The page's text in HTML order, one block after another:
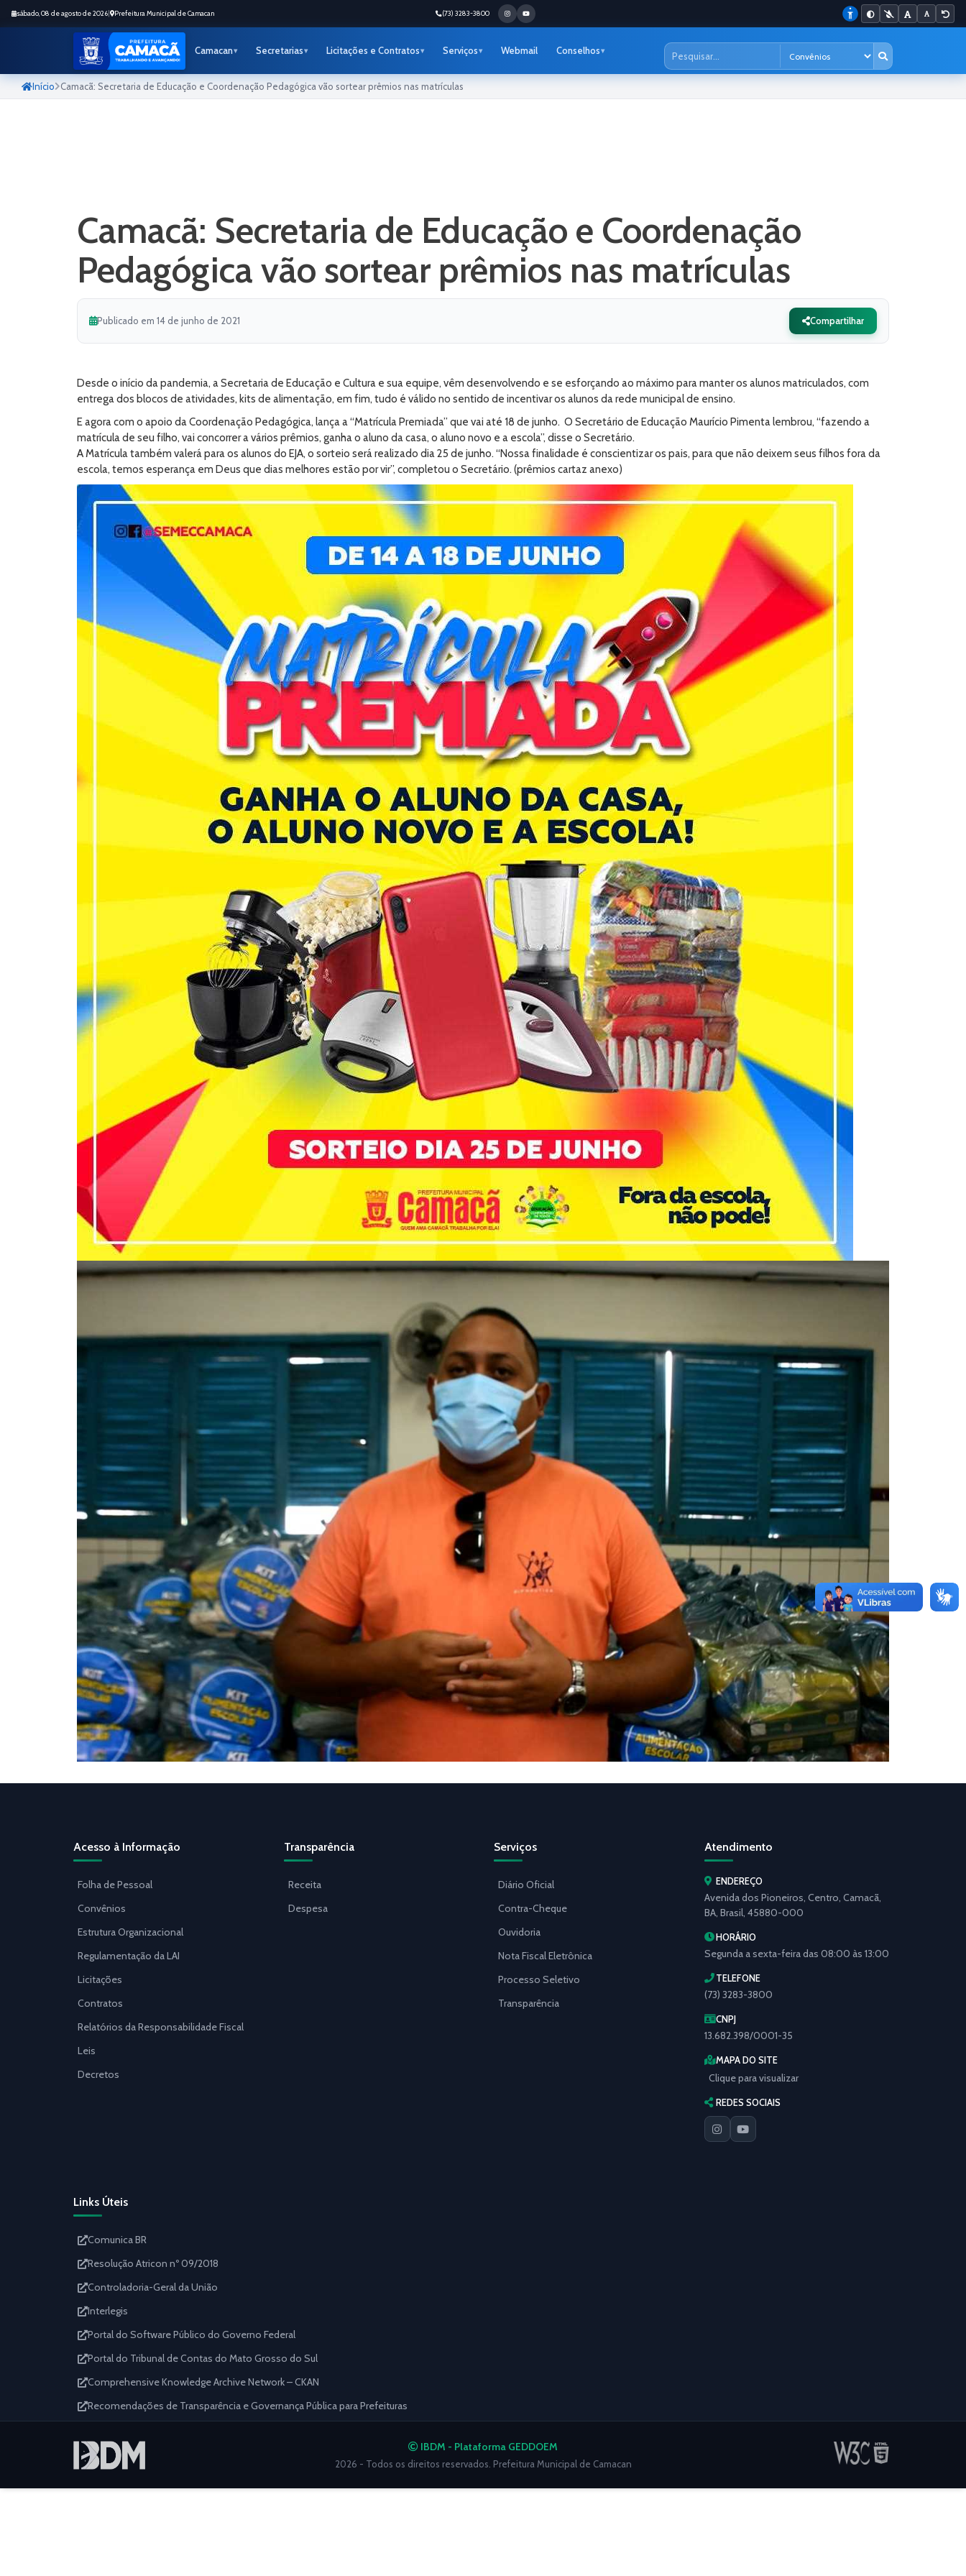
sábado, 08 de agosto de 2026 Prefeitura Municipal de Camacan (73) 3283-3800
Camacan Secretarias Licitações e Contratos Serviços Webmail Conselhos
Início Camacã: Secretaria de Educação e Coordenação Pedagógica vão sortear prêmios nas matrículas
Camacã: Secretaria de Educação e Coordenação
Pedagógica vão sortear prêmios nas matrículas
Publicado em 14 de junho de 2021 Compartilhar
Desde o início da pandemia, a Secretaria de Educação e Cultura e sua equipe, vêm desenvolvendo e se esforçando ao máximo para manter os alunos matriculados, com
entrega dos blocos de atividades, kits de alimentação, em fim, tudo é válido no sentido de incentivar os alunos da rede municipal de ensino.
E agora com o apoio da Coordenação Pedagógica, lança a “Matrícula Premiada” que vai até 18 de junho. O Secretário de Educação Maurício Pimenta lembrou, “fazendo a
matrícula de seu filho, vai concorrer a vários prêmios, ganha o aluno da casa, o aluno novo e a escola”, disse o Secretário.
A Matrícula também valerá para os alunos do EJA, o sorteio será realizado dia 25 de junho. “Nossa finalidade é conscientizar os pais, para que não deixem seus filhos fora da
escola, temos esperança em Deus que dias melhores estão por vir”, completou o Secretário. (prêmios cartaz anexo)
Acesso à Informação
Folha de Pessoal
Convênios
Estrutura Organizacional
Regulamentação da LAI
Licitações
Contratos
Relatórios da Responsabilidade Fiscal
Leis
Decretos
Transparência
Receita
Despesa
Serviços
Diário Oficial
Contra-Cheque
Ouvidoria
Nota Fiscal Eletrônica
Processo Seletivo
Transparência
Atendimento
ENDEREÇO
Avenida dos Pioneiros, Centro, Camacã,
BA, Brasil, 45880-000
HORÁRIO
Segunda a sexta-feira das 08:00 às 13:00
TELEFONE
(73) 3283-3800
CNPJ
13.682.398/0001-35
MAPA DO SITE
Clique para visualizar
REDES SOCIAIS
Links Úteis
Comunica BR
Resolução Atricon nº 09/2018
Controladoria-Geral da União
Interlegis
Portal do Software Público do Governo Federal
Portal do Tribunal de Contas do Mato Grosso do Sul
Comprehensive Knowledge Archive Network – CKAN
Recomendações de Transparência e Governança Pública para Prefeituras
IBDM - Plataforma GEDDOEM
2026 - Todos os direitos reservados. Prefeitura Municipal de Camacan